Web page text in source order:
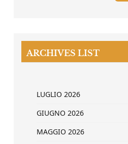
ARCHIVES LIST
LUGLIO 2026
GIUGNO 2026
MAGGIO 2026